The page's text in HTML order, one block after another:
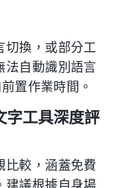
切換，或部分工
法自動識別語言
置作業時間。
工具深度評
比較，涵蓋免費
建議根據自身場